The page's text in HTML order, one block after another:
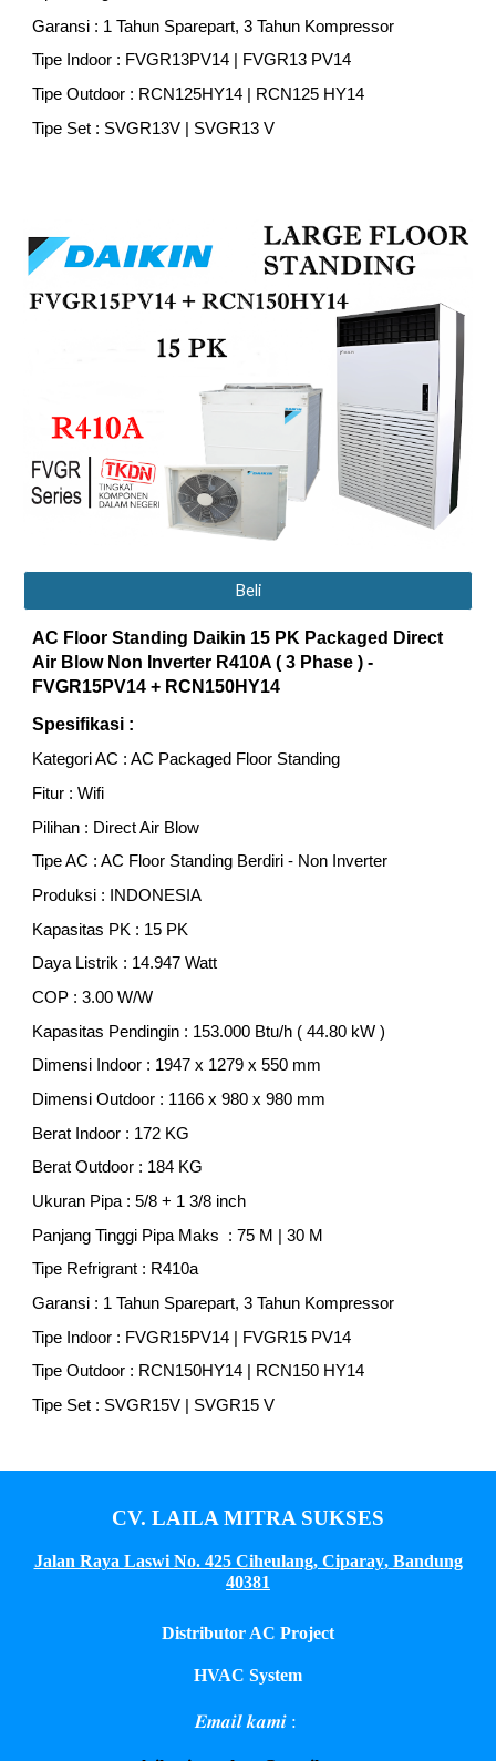
Garansi : 1 Tahun Sparepart, 3 Tahun Kompressor
Tipe Indoor : FVGR13PV14 | FVGR13 PV14
Tipe Outdoor : RCN125HY14 | RCN125 HY14
Tipe Set : SVGR13V | SVGR13 V
Beli
AC Floor Standing Daikin 15 PK Packaged Direct
Air Blow Non Inverter R410A ( 3 Phase ) -
FVGR15PV14 + RCN150HY14
Spesifikasi :
Kategori AC : AC Packaged Floor Standing
Fitur : Wifi
Pilihan : Direct Air Blow
Tipe AC : AC Floor Standing Berdiri - Non Inverter
Produksi : INDONESIA
Kapasitas PK : 15 PK
Daya Listrik : 14.947 Watt
COP :3.00 W/W
Kapasitas Pendingin : 153.000 Btu/h (44.80 kW )
Dimensi Indoor : 1947 x 1279x 550 mm
Dimensi Outdoor : 1166 x 980 x 980 mm
Berat Indoor : 172 KG
Berat Outdoor : 184 KG
Ukuran Pipa :5/8 + 13/8 inch
Panjang Tinggi Pipa Maks : 75 M | 30 M
Tipe Refrigrant : R410a
Garansi : 1 Tahun Sparepart, 3 Tahun Kompressor
Tipe Indoor : FVGR15PV14 | FVGR15 PV14
Tipe Outdoor : RCN150HY14 | RCN150 HY14
Tipe Set : SVGR15V | SVGR15 V
CV. LAILA MITRA SUKSES
Jalan Raya Laswi No. 425 Ciheulang, Ciparay,Bandung
40381
Distributor AC Project
HVAC System
𝑬𝒎𝒂𝒊𝒍 𝒌𝒂𝒎𝒊 :